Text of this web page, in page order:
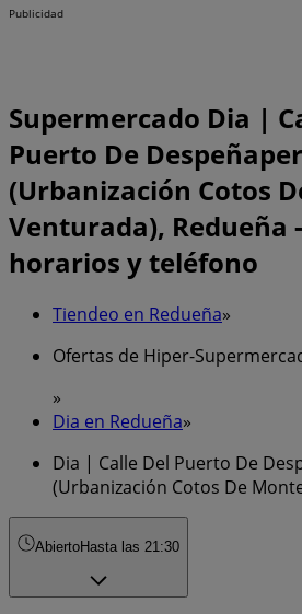
Publicidad
Supermercado Dia |
Puerto De
(Urbanización Cotos
Venturada), Redueña
horarios y teléfono
Tiendeo en Redueña»
Ofertas de Hiper-
»
Dia en Redueña»
Dia | Calle Del Puerto De
(Urbanización Cotos De
AbiertoHasta las 21:30